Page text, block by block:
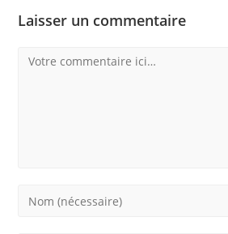
Laisser un commentaire
Comment
Enter